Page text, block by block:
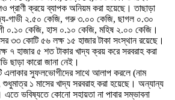
প্রাণী ক্রয়ে ব্যাপক অনিয়ম করা হয়েছে। তাছাড়া
গাভী ২.৫০ কেজি, গরু ৩.০০ কেজি, ছাগল ০.৩০
০.১০ কেজি, হাস ০.১০ কেজি, মহিষ ২.০০ কেজি।
৩৩ কোটি ৫৬ লক্ষ ১৫ হাজার টাকা সংস্থান রয়েছে।
৭ হাজার ৫ শত টাকার খাদ্য ক্রয় করে সরবরাহ করা
ছাড়া কারো জানা নেই।
এলাকার সুফলভোগীদের সাথে আলাপ করলে (নাম
১ মাসের খাদ্য সরবরাহ করা হয়েছে। অন্যান্য
এতে ভবিষ্যতে কোনো সহায়তা না পাবার সম্ভাবনা